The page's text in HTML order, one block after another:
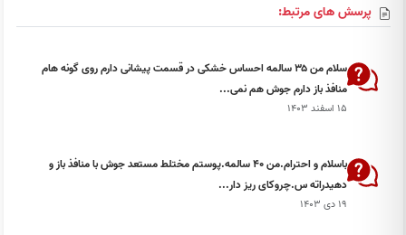
پرسش های مرتبط:
سلام من ۳۵ سالمه احساس خشکی در قسمت پیشانی دارم روی گونه هام
منافذ باز دارم جوش هم نمی...
۱۵ اسفند ۱۴۰۳
باسلام و احترام.من ۴۰ سالمه.پوستم مختلط مستعد جوش با منافذ باز و
دهیدراته س.چروکای ریز دار...
۱۹ دی ۱۴۰۳